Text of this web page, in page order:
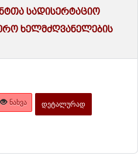
სადისერტაციო
ხელმძღვანელების
ᲜᲐᲮᲕᲐ ᲓᲔᲢᲐᲚᲣᲠᲐᲓ